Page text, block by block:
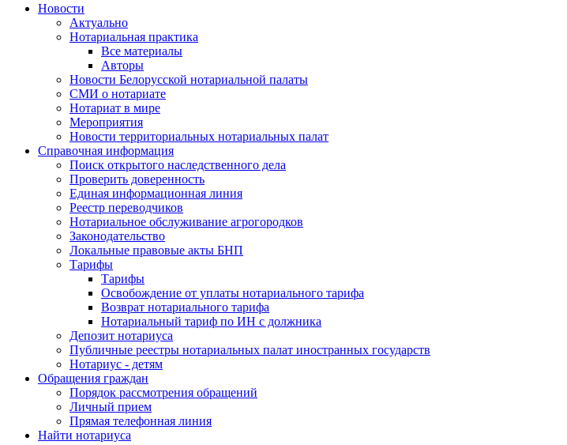
Новости
Актуально
Нотариальная практика
Все материалы
Авторы
Новости Белорусской нотариальной палаты
СМИ о нотариате
Нотариат в мире
Мероприятия
Новости территориальных нотариальных палат
Справочная информация
Поиск открытого наследственного дела
Проверить доверенность
Единая информационная линия
Реестр переводчиков
Нотариальное обслуживание агрогородков
Законодательство
Локальные правовые акты БНП
Тарифы
Тарифы
Освобождение от уплаты нотариального тарифа
Возврат нотариального тарифа
Нотариальный тариф по ИН с должника
Депозит нотариуса
Публичные реестры нотариальных палат иностранных государств
Нотариус - детям
Обращения граждан
Порядок рассмотрения обращений
Личный прием
Прямая телефонная линия
Найти нотариуса